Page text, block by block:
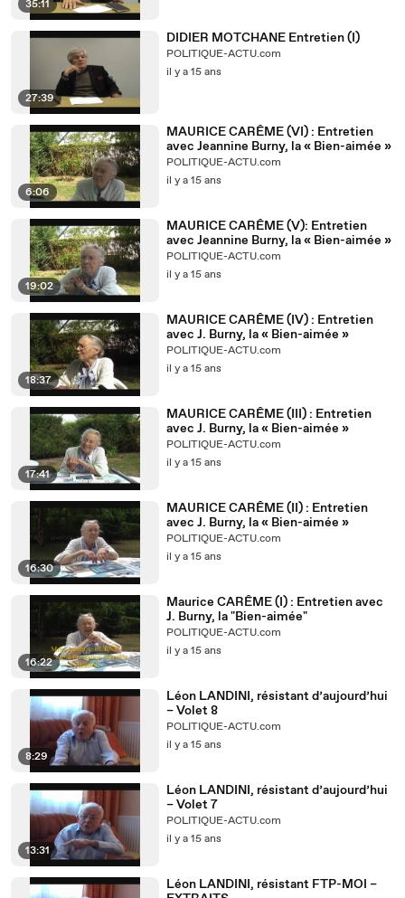
35:11
27:39
DIDIER MOTCHANE Entretien (I)
POLITIQUE-ACTU.com
il y a 15 ans
6:06
MAURICE CARÊME (VI) : Entretien
avec Jeannine Burny, la « Bien-aimée »
POLITIQUE-ACTU.com
il y a 15 ans
19:02
MAURICE CARÊME (V): Entretien
avec Jeannine Burny, la « Bien-aimée »
POLITIQUE-ACTU.com
il y a 15 ans
18:37
MAURICE CARÊME (IV) : Entretien
avec J. Burny, la « Bien-aimée »
POLITIQUE-ACTU.com
il y a 15 ans
17:41
MAURICE CARÊME (III) : Entretien
avec J. Burny, la « Bien-aimée »
POLITIQUE-ACTU.com
il y a 15 ans
16:30
MAURICE CARÊME (II) : Entretien
avec J. Burny, la « Bien-aimée »
POLITIQUE-ACTU.com
il y a 15 ans
16:22
Maurice CARÊME (I) : Entretien avec
J. Burny, la "Bien-aimée"
POLITIQUE-ACTU.com
il y a 15 ans
8:29
Léon LANDINI, résistant d’aujourd’hui
– Volet 8
POLITIQUE-ACTU.com
il y a 15 ans
13:31
Léon LANDINI, résistant d’aujourd’hui
– Volet 7
POLITIQUE-ACTU.com
il y a 15 ans
Léon LANDINI, résistant FTP-MOI –